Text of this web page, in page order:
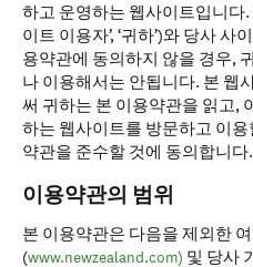
하고 운영하는 웹사이트입니다
이트 이용자’, ‘귀하’)와 당사 사
용약관에 동의하지 않을 경우,
나 이용해서는 안됩니다. 본 웹
써 귀하는 본 이용약관을 읽고,
하는 웹사이트를 방문하고 이
약관을 준수할 것에 동의합니다.
이용약관의 범위
본 이용약관은 다음을 제외한
(www.newzealand.com) 및 당사